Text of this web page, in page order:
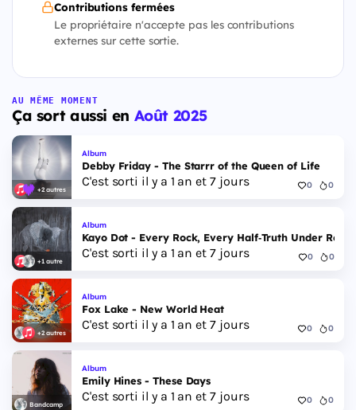
Contributions fermées
Le propriétaire n'accepte pas les contributions
externes sur cette sortie.
AU MÊME MOMENT
Ça sort aussi en Août 2025
+2 autres
Album
Debby Friday - The Starrr of the Queen of Life
C'est sorti il y a 1 an et 7 jours 0 0
+1 autre
Album
Kayo Dot - Every Rock, Every Half‐Truth Under
C'est sorti il y a 1 an et 7 jours 0 0
+2 autres
Album
Fox Lake - New World Heat
C'est sorti il y a 1 an et 7 jours 0 0
Bandcamp
Album
Emily Hines - These Days
C'est sorti il y a 1 an et 7 jours 0 0